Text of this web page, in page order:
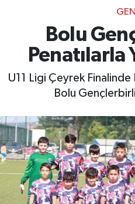
Bolu
Penatılarla
U11 Ligi Çeyrek
Bolu